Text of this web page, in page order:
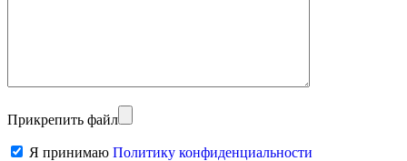
Прикрепить файл
Я принимаю Политику конфиденциальности